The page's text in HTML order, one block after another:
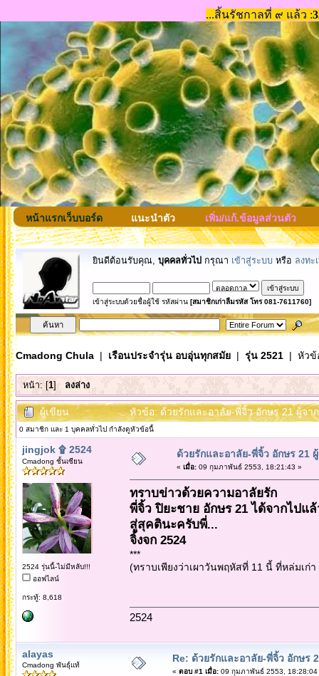
หน้าแรกเว็บบอร์ด แนะนำตัว เพิ่ม/แก้.ข้อมูลส่วนตัว
ยินดีต้อนรับคุณ, บุคคลทั่วไป กรุณา เข้าสู่ระบบ หรือ ลงทะ
เข้าสู่ระบบด้วยชื่อผู้ใช้ รหัสผ่าน [สมาชิกเก่าลืมรหัส โทร 081-7611760]
Cmadong Chula| เรือนประจำรุ่น อบอุ่นทุกสมัย| รุ่น 2521| หัวข้
หน้า: [1] ลงล่าง
ผู้เขียน หัวข้อ: ด้วยรักและอาลัย-พี่จิ้ว อักษร 21 ผู้จา
0 สมาชิก และ 1 บุคคลทั่วไป กำลังดูหัวข้อนี้
jingjok ۩ 2524
Cmadong ชั้นเซียน
2524 รุ่นนี้-ไม่มีหลับ!!!
ออฟไลน์
กระทู้: 8,618
ด้วยรักและอาลัย-พี่จิ้ว อักษร 21
« เมื่อ:09 กุมภาพันธ์ 2553, 18:21:43 »
ทราบข่าวด้วยความอาลัยรัก
พี่จิ้ว ปิยะชาย อักษร 21 ได้จากไปแล้
สู่สุคตินะครับพี่...
จิ้งจก 2524
***
(ทราบเพียงว่าเผาวันพฤหัสที่ 11 นี้ ที่หล่มเ
2524
alayas
Cmadong พันธุ์แท้
Re: ด้วยรักและอาลัย-พี่จิ้ว อักษร
« ตอบ #1 เมื่อ:09 กุมภาพันธ์ 2553, 18:28:04